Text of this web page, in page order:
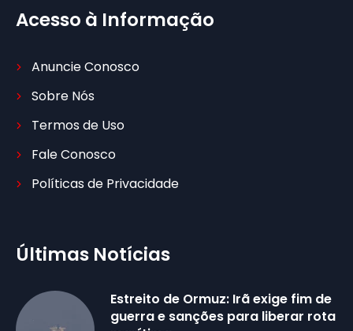
Acesso à Informação
Anuncie Conosco
Sobre Nós
Termos de Uso
Fale Conosco
Políticas de Privacidade
Últimas Notícias
Estreito de Ormuz: Irã exige fim de
guerra e sanções para liberar rota